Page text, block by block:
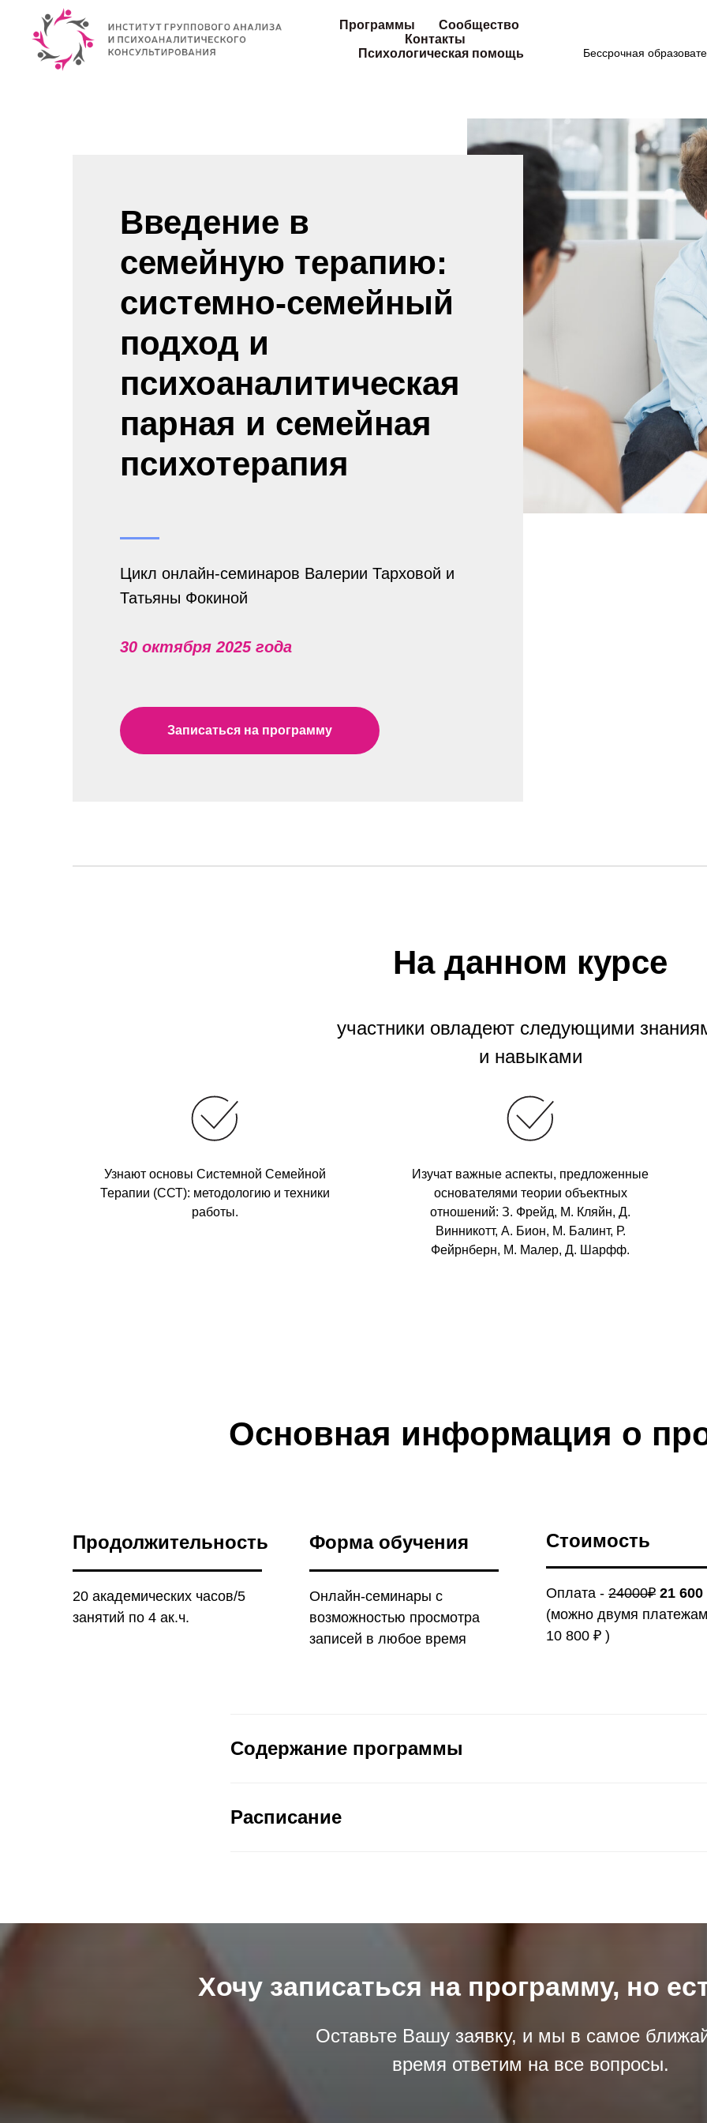
Программы
Сообщество
Контакты
Психологическая помощь
Бессрочная
Введение в
семейную терапию:
системно-семейный
подход и
психоаналитическая
парная и семейная
психотерапия
Цикл онлайн-семинаров Валерии Тарховой и
Татьяны Фокиной
30 октября 2025 года
Записаться на программу
На данном курсе
участники овладеют следующими
и навыками
Узнают основы Системной Семейной
Терапии (ССТ): методологию и техники
работы.
Изучат важные аспекты, предложенные
основателями теории объектных
отношений: З. Фрейд, М. Кляйн, Д.
Винникотт, А. Бион, М. Балинт, Р.
Фейрнберн, М. Малер, Д. Шарфф.
Основная информация о
Продолжительность
20 академических часов/5
занятий по 4 ак.ч.
Форма обучения
Онлайн-семинары с
возможностью просмотра
записей в любое время
Стоимость
Оплата - 24000₽ 21 600
(можно двумя
10 800 ₽ )
Содержание программы
Расписание
Хочу записаться на программу, но
Оставьте Вашу заявку, и мы в самое
время ответим на все вопросы.